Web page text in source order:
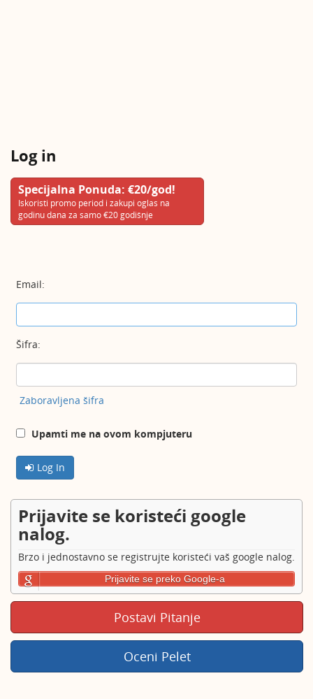
Log in
Specijalna Ponuda: €20/god!
Iskoristi promo period i zakupi oglas na
godinu dana za samo €20 godišnje
Email:
Šifra:
Zaboravljena šifra
Upamti me na ovom kompjuteru
Log In
Prijavite se koristeći google
nalog.
Brzo i jednostavno se registrujte koristeći vaš google nalog.
Prijavite se preko Google-a
Postavi Pitanje
Oceni Pelet